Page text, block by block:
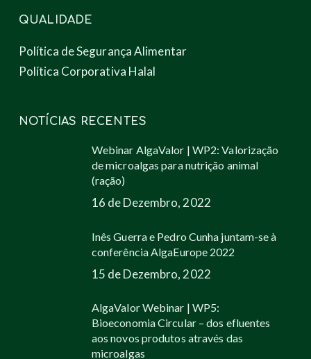
QUALIDADE
Política de Segurança Alimentar
Política Corporativa Halal
NOTÍCIAS RECENTES
Webinar AlgaValor | WP2: Valorização
de microalgas para nutrição animal
(ração)
16 de Dezembro, 2022
Inês Guerra e Pedro Cunha juntam-se à
conferência AlgaEurope 2022
15 de Dezembro, 2022
AlgaValor Webinar | WP5:
Bioeconomia Circular – dos efluentes
aos novos produtos através das
microalgas